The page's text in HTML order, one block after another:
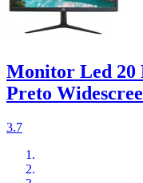
Monitor Led 20
Preto
3.7